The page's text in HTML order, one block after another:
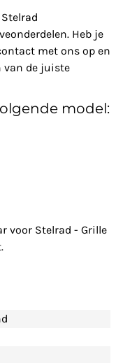
Heb je
met ons op en
van de juiste
model:
voor Stelrad - Grille